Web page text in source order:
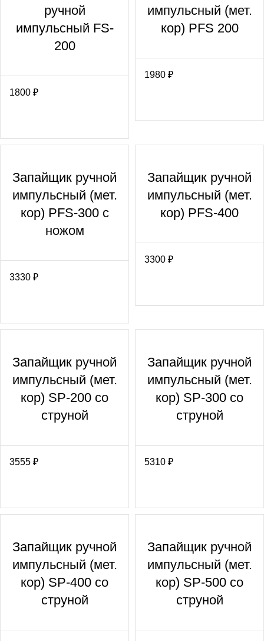
ручной
импульсный FS-
200
1800 ₽
импульсный (мет.
кор) PFS 200
1980 ₽
Запайщик ручной
импульсный (мет.
кор) PFS-300 с
ножом
3330 ₽
Запайщик ручной
импульсный (мет.
кор) PFS-400
3300 ₽
Запайщик ручной
импульсный (мет.
кор) SP-200 со
струной
3555 ₽
Запайщик ручной
импульсный (мет.
кор) SP-300 со
струной
5310 ₽
Запайщик ручной
импульсный (мет.
кор) SP-400 со
струной
Запайщик ручной
импульсный (мет.
кор) SP-500 со
струной